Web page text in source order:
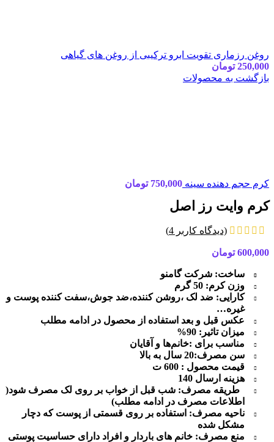
روغن رزماری تقویت ابرو ترکیبی از روغن های گیاهی
250,000 تومان
بازگشت به محصولات
کرم حجم دهنده سینه 750,000 تومان
کرم وایت رز اصل
(دیدگاه کاربر 4
)
600,000 تومان
ساخت: شرکت گامنو
وزن کرم: 50 گرم
کارایی: ضد لک ،روشن کننده،ضد جوش،سفت کننده پوست و
غیره…
عکس قبل و بعد استفاده از محصول در ادامه مطلب
میزان تاثیر: 90%
مناسب برای :خانم‌ها و آقایان
سن مصرف:20 سال به بالا
قیمت محصول : 600 ت
هزینه ارسال 140
طریقه مصرف: شب قبل از خواب بر روی لک مصرف شود(
اطلاعات مصرف در ادامه مطلب)
ناحیه مصرف: استفاده بر روی قسمتی از پوست که دچار
مشکل شده
منع مصرف: خانم های باردار و افراد دارای حساسیت پوستی